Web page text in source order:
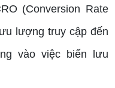
(Conversion Rate
lượng truy cập đến
vào việc biến lưu